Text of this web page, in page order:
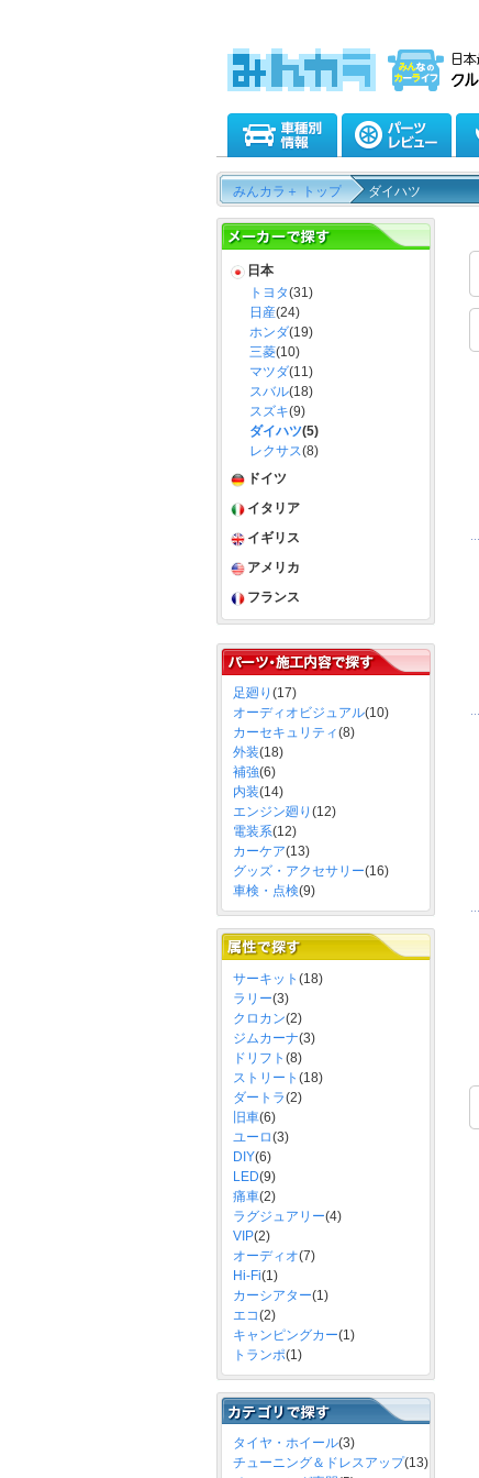
みんカラ＋ トップ ダイハツ
日本
トヨタ(31)
日産(24)
ホンダ(19)
三菱(10)
マツダ(11)
スバル(18)
スズキ(9)
ダイハツ(5)
レクサス(8)
ドイツ
イタリア
イギリス
アメリカ
フランス
足廻り (17)
オーディオビジュアル(10)
カーセキュリティ(8)
外装(18)
補強(6)
内装(14)
エンジン廻り (12)
電装系(12)
カーケア(13)
グッズ・アクセサリー(16)
車検・点検(9)
サーキット (18)
ラリー(3)
クロカン(2)
ジムカーナ(3)
ドリフト (8)
ストリート (18)
ダートラ(2)
旧車(6)
ユーロ(3)
DIY(6)
LED(9)
痛車(2)
ラグジュアリー(4)
VIP(2)
オーディオ(7)
Hi-Fi(1)
カーシアター(1)
エコ(2)
キャンピングカー(1)
トランポ(1)
タイヤ・ホイール(3)
チューニング＆ドレスアップ(13)